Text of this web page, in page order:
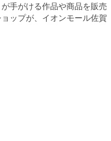
手がける作品や商品を販売
ップが、イオンモール佐賀